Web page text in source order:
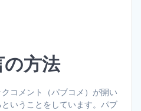
方法
コメント（パブコメ）が開い
いうことをしています。パブ